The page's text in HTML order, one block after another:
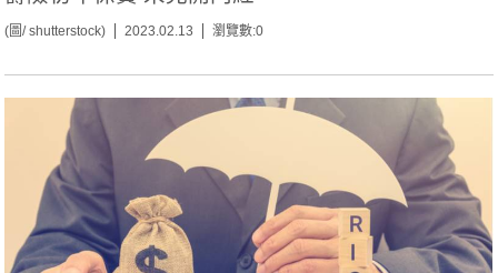
(圖/ shutterstock) 2023.02.13 瀏覽數:0